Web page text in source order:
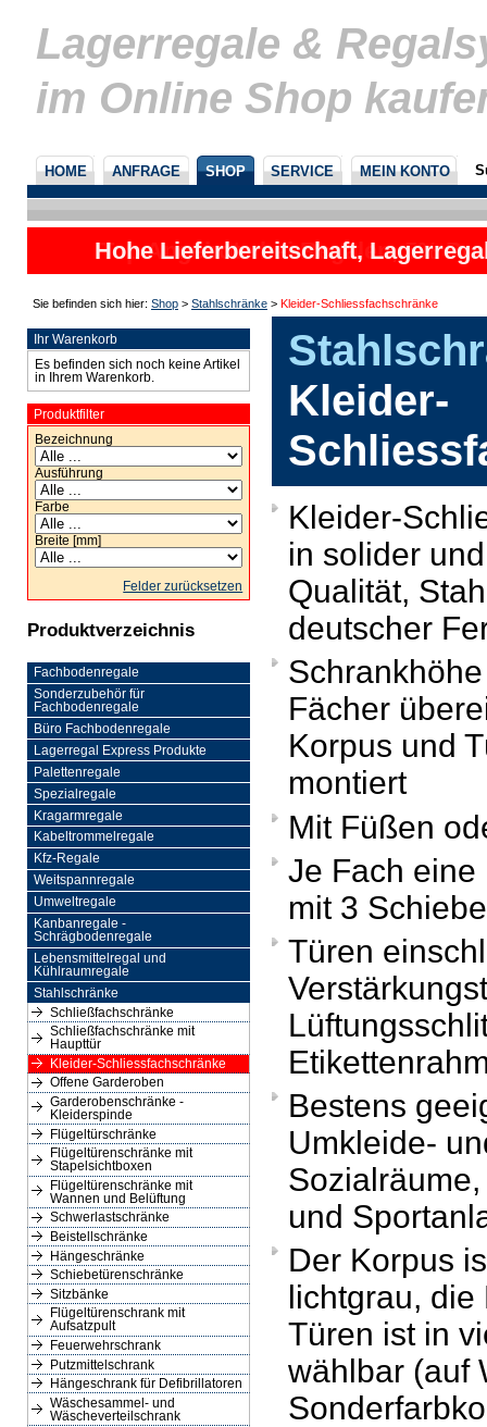
Lagerregale &
im Online Shop
HOME ANFRAGE SHOP SERVICE MEIN KONTO
Hohe Lieferbereitschaft,
nicht
Sie befinden sich hier: Shop > Stahlschränke > Kleider-Schliessfachschränke
Ihr Warenkorb
Es befinden sich noch keine Artikel
in Ihrem Warenkorb.
Produktfilter
Bezeichnung
Ausführung
Farbe
Breite [mm]
Felder zurücksetzen
Produktverzeichnis
Fachbodenregale
Sonderzubehör für
Fachbodenregale
Büro Fachbodenregale
Lagerregal Express Produkte
Palettenregale
Spezialregale
Kragarmregale
Kabeltrommelregale
Kfz-Regale
Weitspannregale
Umweltregale
Kanbanregale -
Schrägbodenregale
Lebensmittelregal und
Kühlraumregale
Stahlschränke
Schließfachschränke
Schließfachschränke mit
Haupttür
Kleider-Schliessfachschränke
Offene Garderoben
Garderobenschränke -
Kleiderspinde
Flügeltürschränke
Flügeltürenschränke mit
Stapelsichtboxen
Flügeltürenschränke mit
Wannen und Belüftung
Schwerlastschränke
Beistellschränke
Hängeschränke
Schiebetürenschränke
Sitzbänke
Flügeltürenschrank mit
Aufsatzpult
Feuerwehrschrank
Putzmittelschrank
Hängeschrank für Defibrillatoren
Wäschesammel- und
Wäscheverteilschrank
Kleider-
Kleider-
in solider
Qualität,
deutscher
Fächer
Korpus und
montiert
Mit Füßen
Je Fach
mit 3
Türen
Bestens
Umkleide-
und
Der Korpus
lichtgrau, die
Türen ist in
wählbar (auf